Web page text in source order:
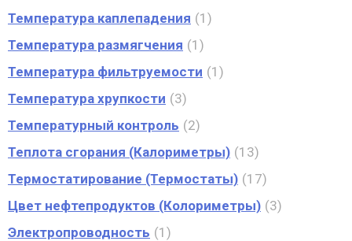
Температура каплепадения
1
Температура размягчения
1
Температура фильтруемости
1
Температура хрупкости
3
Температурный контроль
2
Теплота сгорания (Калориметры) 13
Термостатирование (Термостаты) 17
Цвет нефтепродуктов (Колориметры) 3
Электропроводность
1